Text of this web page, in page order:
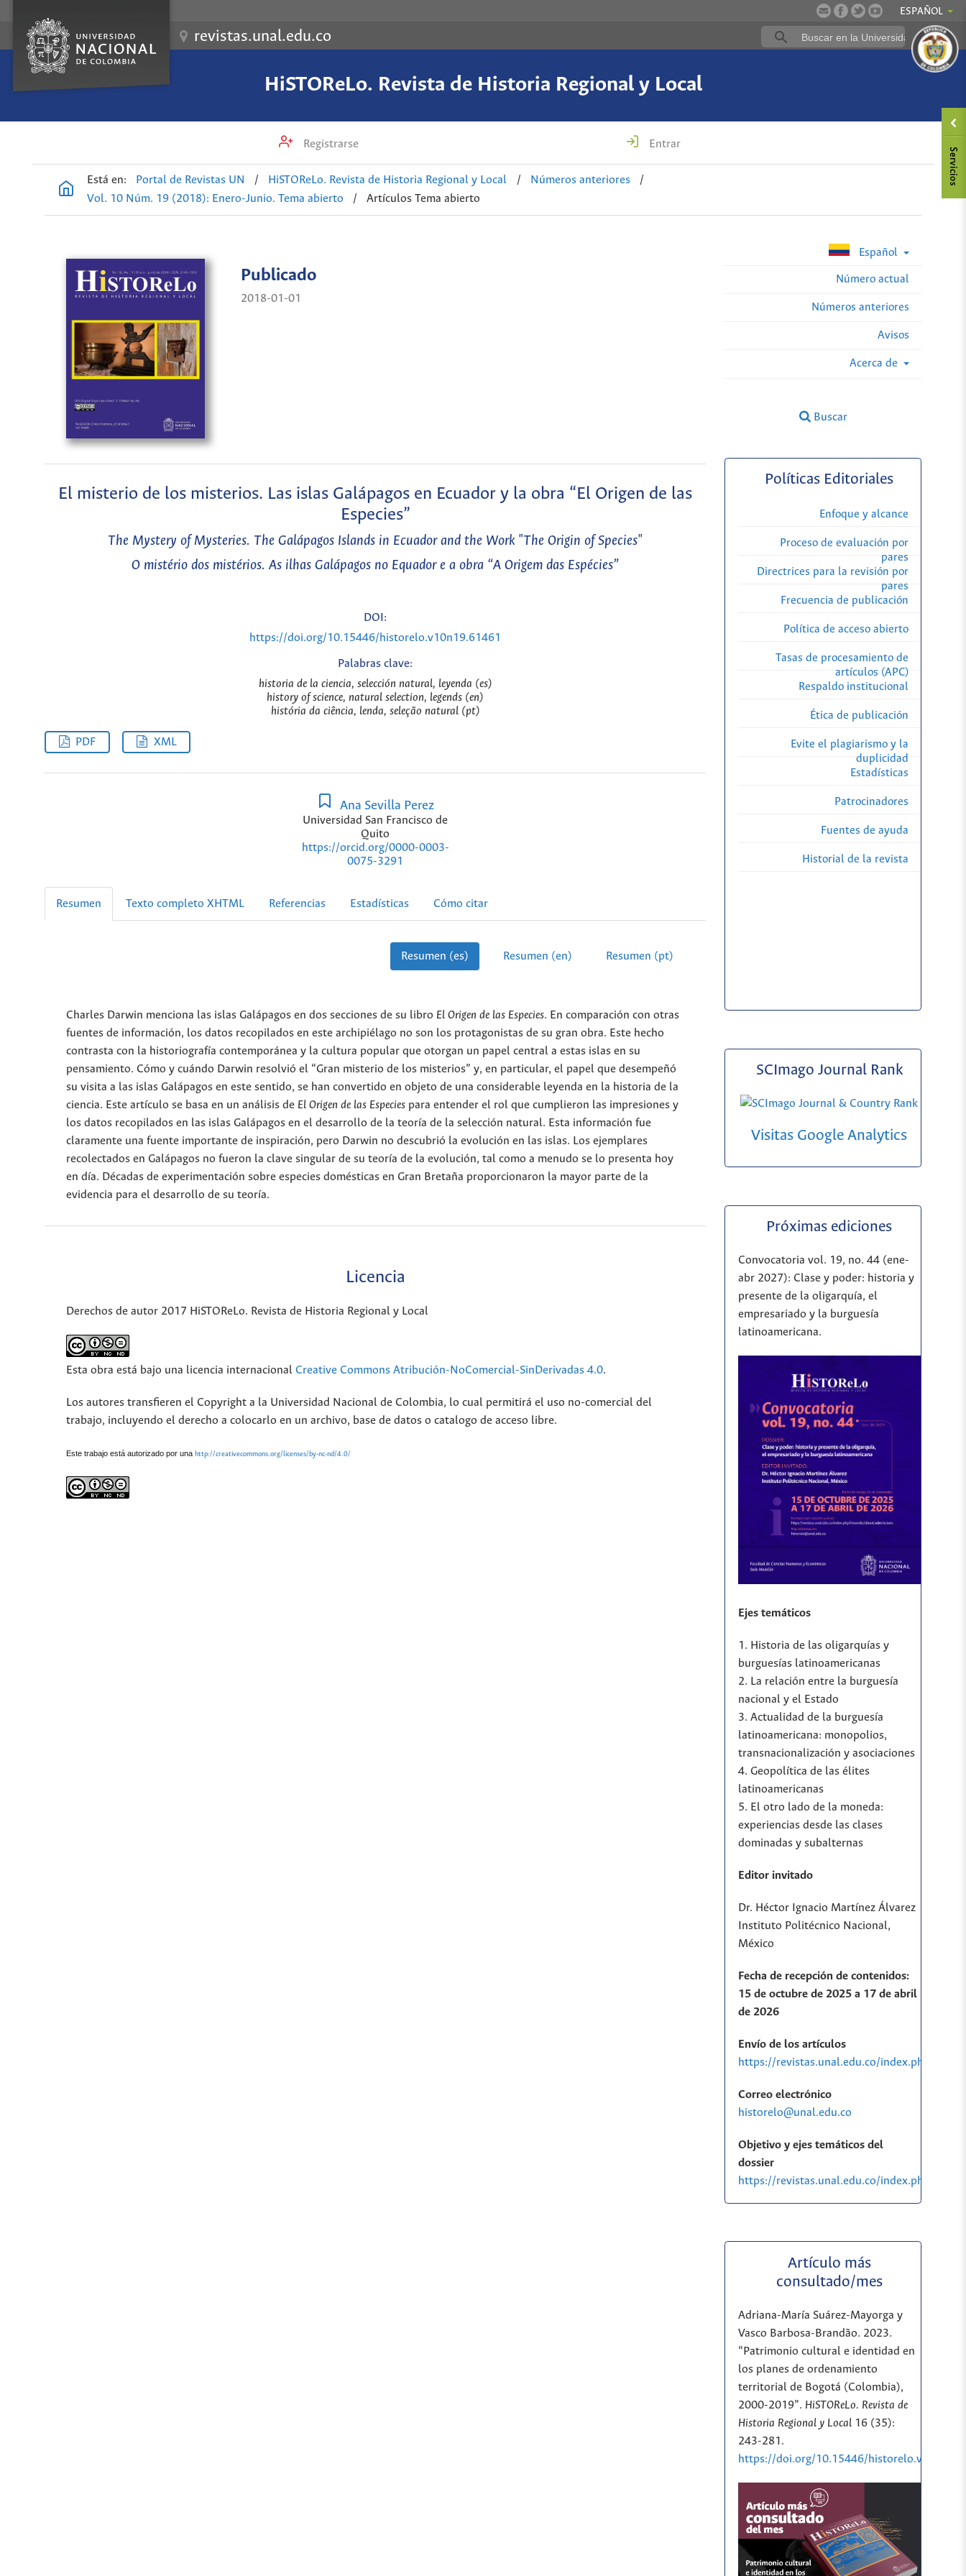
ESPAÑOL
revistas.unal.edu.co
HiSTOReLo. Revista de Historia Regional y Local
Registrarse Entrar
Está en: Portal de Revistas UN / HiSTOReLo. Revista de Historia Regional y Local / Números anteriores
/
Vol. 10 Núm. 19 (2018): Enero-Junio. Tema abierto
/ Artículos Tema abierto
Español
Número actual
Números anteriores
Avisos
Acerca de
Buscar
Publicado
2018-01-01
El misterio de los misterios. Las islas Galápagos en Ecuador y la obra “El Origen de las
Especies”
The Mystery of Mysteries. The Galápagos Islands in Ecuador and the Work "The Origin of Species"
O mistério dos mistérios. As ilhas Galápagos no Equador e a obra “A Origem das Espécies”
DOI:
https://doi.org/10.15446/historelo.v10n19.61461
Palabras clave:
historia de la ciencia, selección natural, leyenda (es)
history of science, natural selection, legends (en)
história da ciência, lenda, seleção natural (pt)
PDF XML
Ana Sevilla Perez
Universidad San Francisco de
Quito
https://orcid.org/0000-0003-
0075-3291
Resumen Texto completo XHTML Referencias Estadísticas Cómo citar
Resumen (es) Resumen (en) Resumen (pt)
Charles Darwin menciona las islas Galápagos en dos secciones de su libro El Origen de las Especies. En comparación con otras
fuentes de información, los datos recopilados en este archipiélago no son los protagonistas de su gran obra. Este hecho
contrasta con la historiografía contemporánea y la cultura popular que otorgan un papel central a estas islas en su
pensamiento. Cómo y cuándo Darwin resolvió el “Gran misterio de los misterios” y, en particular, el papel que desempeñó
su visita a las islas Galápagos en este sentido, se han convertido en objeto de una considerable leyenda en la historia de la
ciencia. Este artículo se basa en un análisis de El Origen de las Especies para entender el rol que cumplieron las impresiones y
los datos recopilados en las islas Galápagos en el desarrollo de la teoría de la selección natural. Esta información fue
claramente una fuente importante de inspiración, pero Darwin no descubrió la evolución en las islas. Los ejemplares
recolectados en Galápagos no fueron la clave singular de su teoría de la evolución, tal como a menudo se lo presenta hoy
en día. Décadas de experimentación sobre especies domésticas en Gran Bretaña proporcionaron la mayor parte de la
evidencia para el desarrollo de su teoría.
Licencia
Derechos de autor 2017 HiSTOReLo. Revista de Historia Regional y Local
Esta obra está bajo una licencia internacional Creative Commons Atribución-NoComercial-SinDerivadas 4.0.
Los autores transfieren el Copyright a la Universidad Nacional de Colombia, lo cual permitirá el uso no-comercial del
trabajo, incluyendo el derecho a colocarlo en un archivo, base de datos o catalogo de acceso libre.
Este trabajo está autorizado por una http://creativecommons.org/licenses/by-nc-nd/4.0/
Políticas Editoriales
Enfoque y alcance
Proceso de evaluación por
pares
Directrices para la revisión por
pares
Frecuencia de publicación
Política de acceso abierto
Tasas de procesamiento de
artículos (APC)
Respaldo institucional
Ética de publicación
Evite el plagiarismo y la
duplicidad
Estadísticas
Patrocinadores
Fuentes de ayuda
Historial de la revista
SCImago Journal Rank
Visitas Google Analytics
Próximas ediciones
Convocatoria vol. 19, no. 44 (ene-
abr 2027): Clase y poder: historia y
presente de la oligarquía, el
empresariado y la burguesía
latinoamericana.
Ejes temáticos
1. Historia de las oligarquías y
burguesías latinoamericanas
2. La relación entre la burguesía
nacional y el Estado
3. Actualidad de la burguesía
latinoamericana: monopolios,
transnacionalización y asociaciones
4. Geopolítica de las élites
latinoamericanas
5. El otro lado de la moneda:
experiencias desde las clases
dominadas y subalternas
Editor invitado
Dr. Héctor Ignacio Martínez Álvarez
Instituto Politécnico Nacional,
México
Fecha de recepción de contenidos:
15 de octubre de 2025 a 17 de abril
de 2026
Envío de los artículos
https://revistas.unal.edu.co/index.php/
Correo electrónico
historelo@unal.edu.co
Objetivo y ejes temáticos del
dossier
https://revistas.unal.edu.co/index.php/
Artículo más
consultado/mes
Adriana-María Suárez-Mayorga y
Vasco Barbosa-Brandão. 2023.
“Patrimonio cultural e identidad en
los planes de ordenamiento
territorial de Bogotá (Colombia),
2000-2019”. HiSTOReLo. Revista de
Historia Regional y Local16 (35):
243-281.
https://doi.org/10.15446/